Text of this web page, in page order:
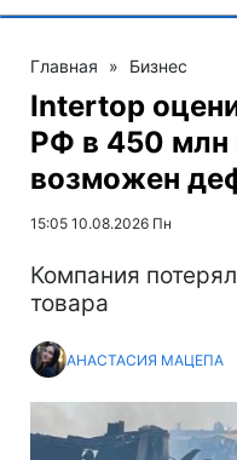
Главная » Бизнес
Intertop
РФ в 450 млн
возможен
15:05 10.08.2026 Пн
Компания
товара
АНАСТАСИЯ МАЦЕПА